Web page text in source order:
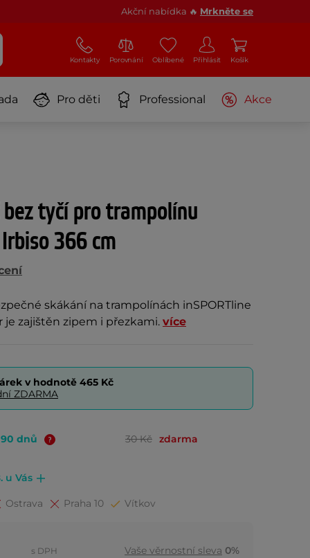
Akční nabídka 🔥 Mrkněte se
Kontakty Porovnání Oblíbené Přihlásit Košík
Pro děti Professional Akce
tyčí pro trampolínu
366 cm
skákání na trampolínách inSPORTline
je zajištěn zipem i přezkami. více
v hodnotě 465 Kč
ZDARMA
dnů 30 Kč zdarma
u Vás
Ostrava Praha 10 Vítkov
s DPH Vaše věrnostní sleva 0%